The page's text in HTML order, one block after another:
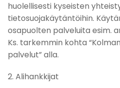
huolellisesti kyseisten
tietosuojakäytäntöihin.
osapuolten palveluita esim.
Ks. tarkemmin kohta
palvelut” alla.
2. Alihankkijat